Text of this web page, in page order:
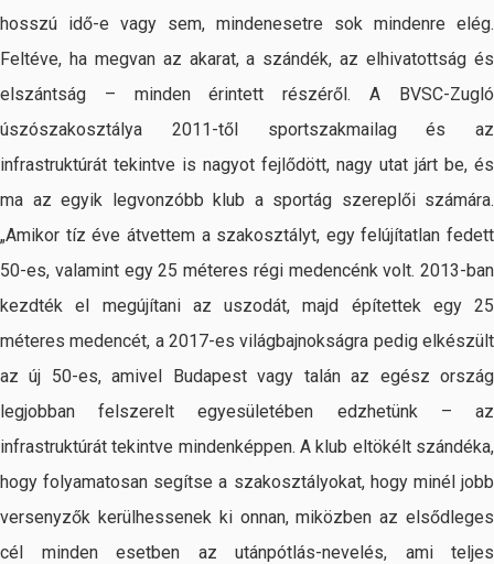
hosszú idő-e vagy sem, mindenesetre sok mindenre elég.
Feltéve, ha megvan az akarat, a szándék, az elhivatottság és
elszántság – minden érintett részéről. A BVSC-Zugló
úszószakosztálya 2011-től sportszakmailag és az
infrastruktúrát tekintve is nagyot fejlődött, nagy utat járt be, és
ma az egyik legvonzóbb klub a sportág szereplői számára.
„Amikor tíz éve átvettem a szakosztályt, egy felújítatlan fedett
50-es, valamint egy 25 méteres régi medencénk volt. 2013-ban
kezdték el megújítani az uszodát, majd építettek egy 25
méteres medencét, a 2017-es világbajnokságra pedig elkészült
az új 50-es, amivel Budapest vagy talán az egész ország
legjobban felszerelt egyesületében edzhetünk – az
infrastruktúrát tekintve mindenképpen. A klub eltökélt szándéka,
hogy folyamatosan segítse a szakosztályokat, hogy minél jobb
versenyzők kerülhessenek ki onnan, miközben az elsődleges
cél minden esetben az utánpótlás-nevelés, ami teljes